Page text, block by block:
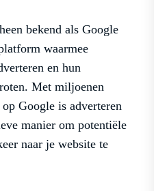
bekend als Google
waarmee
en hun
Met miljoenen
Google is adverteren
manier om potentiële
naar je website te